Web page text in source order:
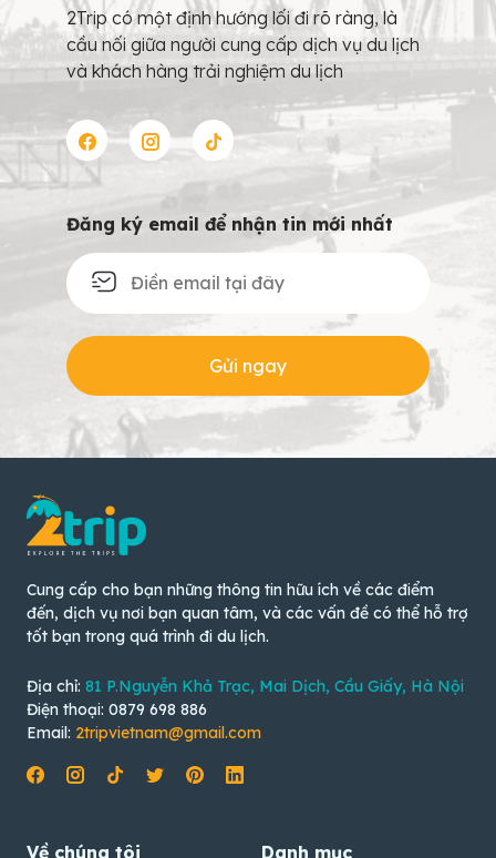
2Trip có một định hướng lối đi rõ ràng, là
cầu nối giữa người cung cấp dịch vụ du lịch
và khách hàng trải nghiệm du lịch
Đăng ký email để nhận tin mới nhất
Gửi ngay
Cung cấp cho bạn những thông tin hữu ích về các điểm
đến, dịch vụ nơi bạn quan tâm, và các vấn đề có thể hỗ trợ
tốt bạn trong quá trình đi du lịch.
Địa chỉ: 81 P.Nguyễn Khả Trạc, Mai Dịch, Cầu Giấy, Hà Nội
Điện thoại: 0879 698 886
Email: 2tripvietnam@gmail.com
Về chúng tôi Danh mục